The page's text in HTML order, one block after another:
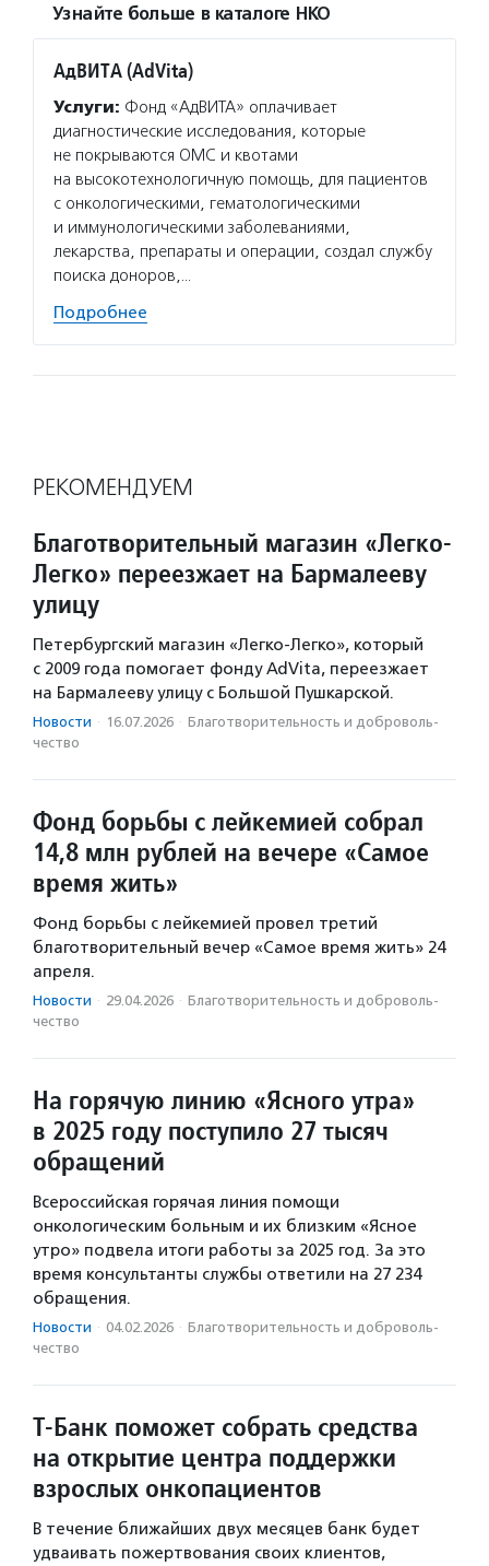
Узнайте больше в каталоге НКО
АдВИТА (AdVita)
Услуги: Фонд «АдВИТА» оплачивает
диагностические исследования, которые
не покрываются ОМС и квотами
на высокотехнологичную помощь, для пациентов
с онкологическими, гематологическими
и иммунологическими заболеваниями,
лекарства, препараты и операции, создал службу
поиска доноров,…
Подробнее
РЕКОМЕНДУЕМ
Благотворительный магазин «Легко-
Легко» переезжает на Бармалееву
улицу
Петербургский магазин «Легко-Легко», который
с 2009 года помогает фонду AdVita, переезжает
на Бармалееву улицу с Большой Пушкарской.
Новости · 16.07.2026 · Благотвори­тель­ность и доброволь­
чест­во
Фонд борьбы с лейкемией собрал
14,8 млн рублей на вечере «Самое
время жить»
Фонд борьбы с лейкемией провел третий
благотворительный вечер «Самое время жить» 24
апреля.
Новости · 29.04.2026 · Благотвори­тель­ность и доброволь­
чест­во
На горячую линию «Ясного утра»
в 2025 году поступило 27 тысяч
обращений
Всероссийская горячая линия помощи
онкологическим больным и их близким «Ясное
утро» подвела итоги работы за 2025 год. За это
время консультанты службы ответили на 27 234
обращения.
Новости · 04.02.2026 · Благотвори­тель­ность и доброволь­
чест­во
Т-Банк поможет собрать средства
на открытие центра поддержки
взрослых онкопациентов
В течение ближайших двух месяцев банк будет
удваивать пожертвования своих клиентов,